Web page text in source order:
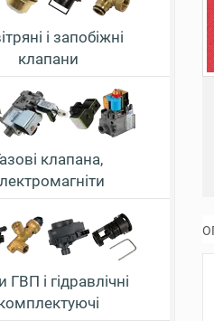
і запобіжні
клапани
клапана,
ГВП і гідравлічні